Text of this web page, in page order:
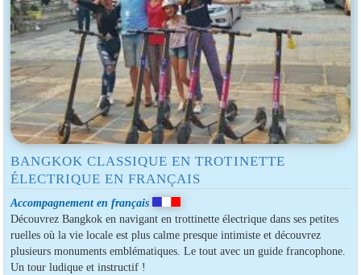
BANGKOK CLASSIQUE EN TROTINETTE
ÉLECTRIQUE EN FRANÇAIS
Accompagnement en français
Découvrez Bangkok en navigant en trottinette électrique dans ses petites
ruelles où la vie locale est plus calme presque intimiste et découvrez
plusieurs monuments emblématiques. Le tout avec un guide francophone.
Un tour ludique et instructif !